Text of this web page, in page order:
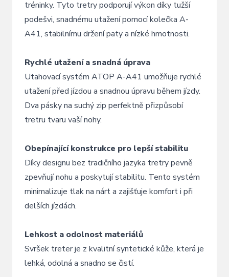
tréninky. Tyto tretry podporují výkon díky tužší
podešvi, snadnému utažení pomocí kolečka A-
A41, stabilnímu držení paty a nízké hmotnosti.
Rychlé utažení a snadná úprava
Utahovací systém ATOP A-A41 umožňuje rychlé
utažení před jízdou a snadnou úpravu během jízdy.
Dva pásky na suchý zip perfektně přizpůsobí
tretru tvaru vaší nohy.
Obepínající konstrukce pro lepší stabilitu
Díky designu bez tradičního jazyka tretry pevně
zpevňují nohu a poskytují stabilitu. Tento systém
minimalizuje tlak na nárt a zajišťuje komfort i při
delších jízdách.
Lehkost a odolnost materiálů
Svršek treter je z kvalitní syntetické kůže, která je
lehká, odolná a snadno se čistí.